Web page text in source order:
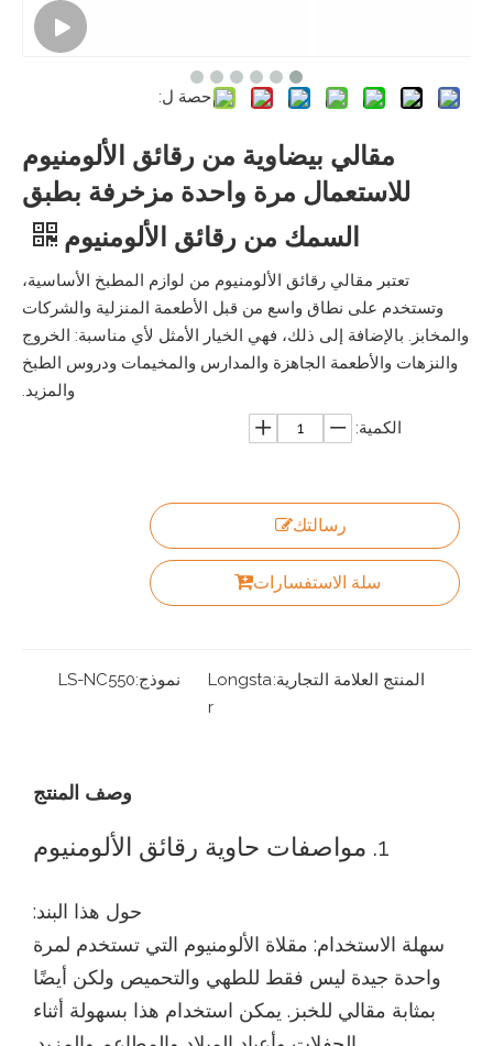
حصة ل:
مقالي بيضاوية من رقائق الألومنيوم
للاستعمال مرة واحدة مزخرفة بطبق
السمك من رقائق الألومنيوم
تعتبر مقالي رقائق الألومنيوم من لوازم المطبخ الأساسية،
وتستخدم على نطاق واسع من قبل الأطعمة المنزلية والشركات
والمخابز. بالإضافة إلى ذلك، فهي الخيار الأمثل لأي مناسبة: الخروج
والنزهات والأطعمة الجاهزة والمدارس والمخيمات ودروس الطبخ
والمزيد.
الكمية:
رسالتك
سلة الاستفسارات
نموذج:LS-NC550 المنتج العلامة التجارية:Longsta
r
وصف المنتج
1. مواصفات حاوية رقائق الألومنيوم
حول هذا البند:
سهلة الاستخدام: مقلاة الألومنيوم التي تستخدم لمرة
واحدة جيدة ليس فقط للطهي والتحميص ولكن أيضًا
بمثابة مقالي للخبز. يمكن استخدام هذا بسهولة أثناء